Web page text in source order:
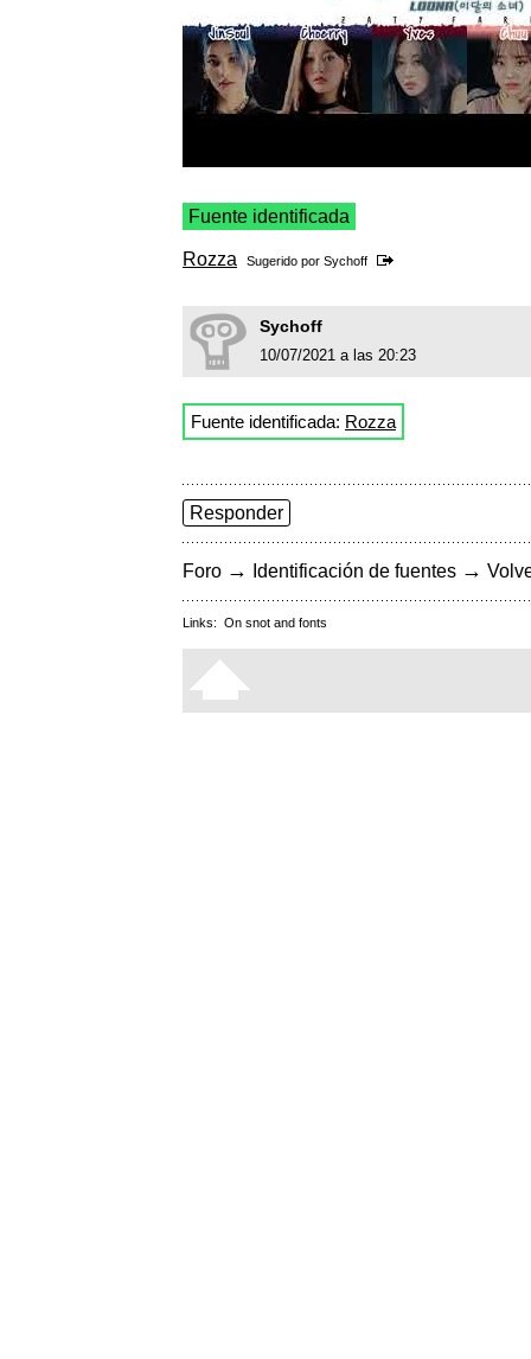
Fuente identificada
Rozza Sugerido por Sychoff
Sychoff
10/07/2021 a las 20:23
Fuente identificada: Rozza
Responder
Foro → Identificación de fuentes →
Links: On snot and fonts